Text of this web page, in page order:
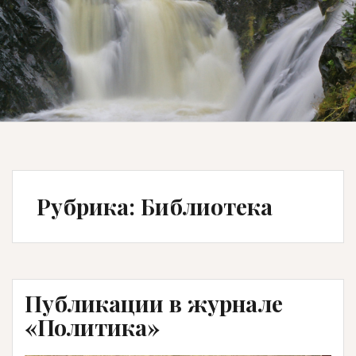
Рубрика: Библиотека
Публикации в журнале
«Политика»